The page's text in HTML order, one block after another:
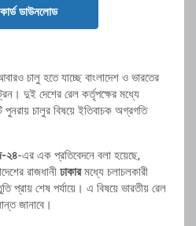
ডাউনলোড
চালু হতে যাচ্ছে বাংলাদেশ ও ভারতের
দুই দেশের রেল কর্তৃপক্ষের মধ্যে
চালুর বিষয়ে ইতিবাচক অগ্রগতি
২৪-এর এক প্রতিবেদনে বলা হয়েছে,
রাজধানী ঢাকারমধ্যে চলাচলকারী
প্রায় শেষ পর্যায়ে। এ বিষয়ে ভারতীয় রেল
জানাবে।